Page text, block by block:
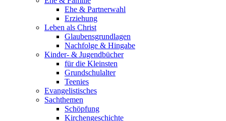
Ehe & Partnerwahl
Erziehung
Leben als Christ
Glaubensgrundlagen
Nachfolge & Hingabe
Kinder- & Jugendbücher
für die Kleinsten
Grundschulalter
Teenies
Evangelistisches
Sachthemen
Schöpfung
Kirchengeschichte